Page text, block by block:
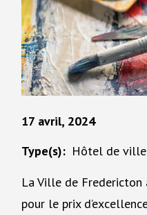
17 avril, 2024
Type(s)
Hôtel de ville
La Ville de Fredericton
pour le prix